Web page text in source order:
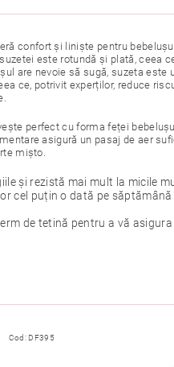
confort și liniște pentru
este rotundă și plată, ceea
are nevoie să sugă, suzeta este
ce, potrivit experților, reduce
perfect cu forma feței
asigură un pasaj de aer
mișto.
și rezistă mai mult la micile
cel puțin o dată pe
de tetină pentru a vă asigura
Cod: DF395